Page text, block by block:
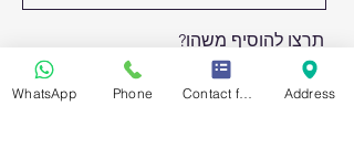
תרצו להוסיף משהו?
WhatsApp Phone Contact form Address